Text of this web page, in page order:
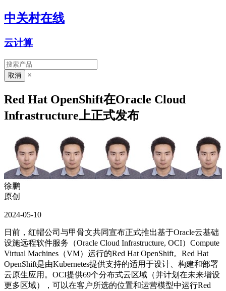
中关村在线
云计算
×
Red Hat OpenShift在Oracle Cloud
Infrastructure上正式发布
徐鹏
原创
2024-05-10
日前，红帽公司与甲骨文共同宣布正式推出基于Oracle云基础
设施远程软件服务（Oracle Cloud Infrastructure, OCI）Compute
Virtual Machines（VM）运行的Red Hat OpenShift。Red Hat
OpenShift是由Kubernetes提供支持的适用于设计、构建和部署
云原生应用。OCI提供69个分布式云区域（并计划在未来增设
更多区域），可以在客户所选的位置和运营模型中运行Red